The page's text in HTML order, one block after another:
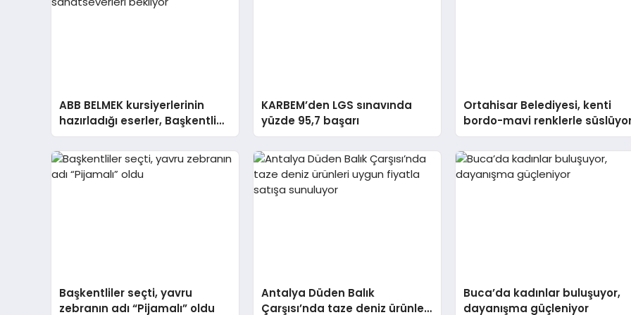
ABB BELMEK kursiyerlerinin
hazırladığı eserler, Başkentli
sanatseverleri bekliyor
KARBEM’den LGS sınavında
yüzde 95,7 başarı
Ortahisar Belediyesi, kenti
bordo-mavi renklerle
Başkentliler seçti, yavru
zebranın adı “Pijamalı” oldu
Antalya Düden Balık
Çarşısı’nda taze deniz ürünleri
Buca’da kadınlar buluşuyor,
dayanışma güçleniyor